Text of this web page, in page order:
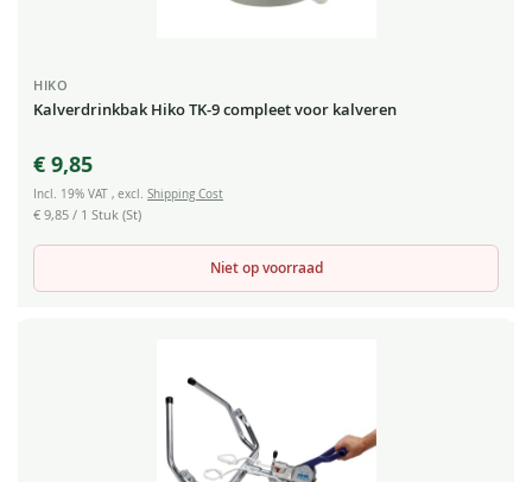
HIKO
Kalverdrinkbak Hiko TK-9 compleet voor kalveren
€ 9,85
Incl. 19% VAT , excl. Shipping Cost
€ 9,85 / 1 Stuk (St)
Niet op voorraad